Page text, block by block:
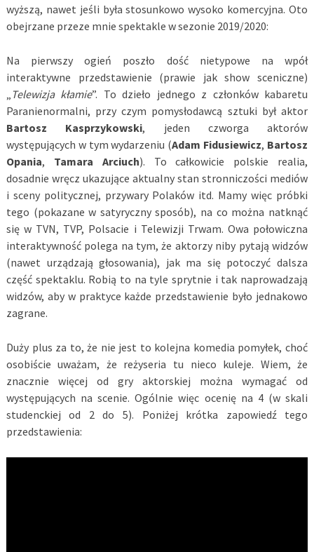
wyższą, nawet jeśli była stosunkowo wysoko komercyjna. Oto
obejrzane przeze mnie spektakle w sezonie 2019/2020:
Na pierwszy ogień poszło dość nietypowe na wpół
interaktywne przedstawienie (prawie jak show sceniczne)
Telewizja kłamie”. To dzieło jednego z członków kabaretu
Paranienormalni, przy czym pomysłodawcą sztuki był aktor
Bartosz Kasprzykowski, jeden czworga aktorów
występujących w tym wydarzeniu (Adam Fidusiewicz, Bartosz
Opania, Tamara Arciuch). To całkowicie polskie realia,
dosadnie wręcz ukazujące aktualny stan stronniczości mediów
i sceny politycznej, przywary Polaków itd. Mamy więc próbki
tego (pokazane w satyryczny sposób), na co można natknąć
się w TVN, TVP, Polsacie i Telewizji Trwam. Owa połowiczna
interaktywność polega na tym, że aktorzy niby pytają widzów
(nawet urządzają głosowania), jak ma się potoczyć dalsza
część spektaklu. Robią to na tyle sprytnie i tak naprowadzają
widzów, aby w praktyce każde przedstawienie było jednakowo
zagrane.
Duży plus za to, że nie jest to kolejna komedia pomyłek, choć
osobiście uważam, że reżyseria tu nieco kuleje. Wiem, że
znacznie więcej od gry aktorskiej można wymagać od
występujących na scenie. Ogólnie więc ocenię na 4 (w skali
studenckiej od 2 do 5). Poniżej krótka zapowiedź tego
przedstawienia: